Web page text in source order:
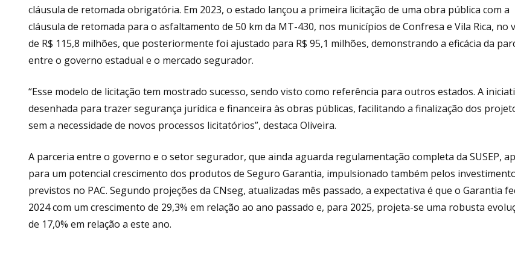
cláusula de retomada obrigatória. Em 2023, o estado lançou a primeira licitação de uma obra pública com a
cláusula de retomada para o asfaltamento de 50 km da MT-430, nos municípios de Confresa e Vila Rica, no
de R$ 115,8 milhões, que posteriormente foi ajustado para R$ 95,1 milhões, demonstrando a eficácia da
entre o governo estadual e o mercado segurador.
“Esse modelo de licitação tem mostrado sucesso, sendo visto como referência para outros estados. A
desenhada para trazer segurança jurídica e financeira às obras públicas, facilitando a finalização dos
sem a necessidade de novos processos licitatórios”, destaca Oliveira.
A parceria entre o governo e o setor segurador, que ainda aguarda regulamentação completa da SUSEP,
para um potencial crescimento dos produtos de Seguro Garantia, impulsionado também pelos
previstos no PAC. Segundo projeções da CNseg, atualizadas mês passado, a expectativa é que o Garantia
2024 com um crescimento de 29,3% em relação ao ano passado e, para 2025, projeta-se uma robusta
de 17,0% em relação a este ano.